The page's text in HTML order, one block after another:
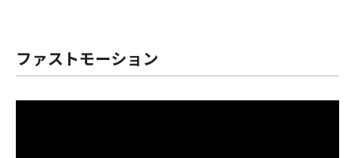
ファストモーション